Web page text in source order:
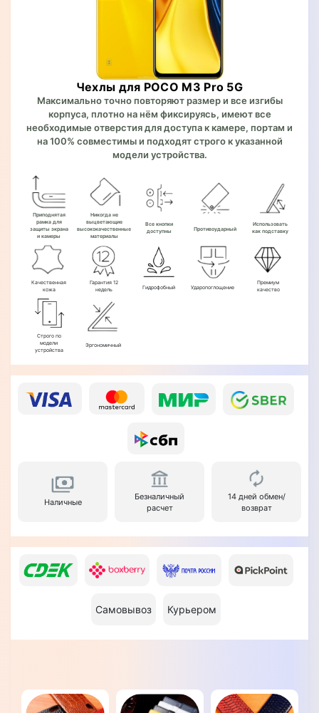
Чехлы для POCO M3 Pro 5G
Максимально точно повторяют размер и все изгибы
корпуса, плотно на нём фиксируясь, имеют все
необходимые отверстия для доступа к камере, портам и
на 100% совместимы и подходят строго к указанной
модели устройства.
Приподнятая
рамка для
защиты экрана
и камеры
Никогда не
выцветающие
высококачественные
материалы
Все кнопки
доступны
Противоударный
Использовать
как подставку
Качественная
кожа
Гарантия 12
недель
Гидрофобный Ударопоглощение
Премиум
качество
Строго по
модели
устройства
Эргономичный
Наличные
Безналичный
расчет
14 дней обмен/
возврат
Самовывоз Курьером